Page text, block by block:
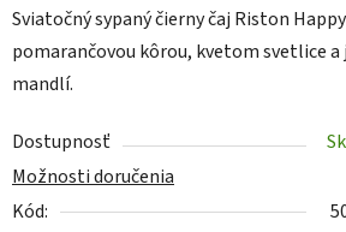
Sviatočný sypaný čierny čaj Riston
pomarančovou kôrou, kvetom svetlice
mandlí.
Dostupnosť
Možnosti doručenia
Kód: